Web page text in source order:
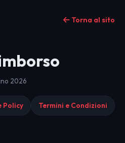
Torna al sito
2026
Policy Termini e Condizioni